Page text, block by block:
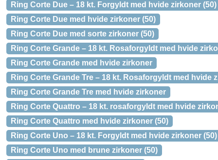
Ring Corte Due – 18 kt. Forgyldt med hvide zirkoner (50)
Ring Corte Due med hvide zirkoner (50)
Ring Corte Due med sorte zirkoner (50)
Ring Corte Grande – 18 kt. Rosaforgyldt med hvide
Ring Corte Grande med hvide zirkoner
Ring Corte Grande Tre – 18 kt. Rosaforgyldt med hvide
Ring Corte Grande Tre med hvide zirkoner
Ring Corte Quattro – 18 kt. rosaforgyldt med hvide
Ring Corte Quattro med hvide zirkoner (50)
Ring Corte Uno – 18 kt. Forgyldt med hvide zirkoner (50)
Ring Corte Uno med brune zirkoner (50)